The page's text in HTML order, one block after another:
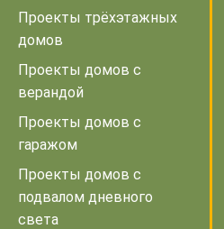
Проекты трёхэтажных
домов
Проекты домов с
верандой
Проекты домов с
гаражом
Проекты домов с
подвалом дневного
света